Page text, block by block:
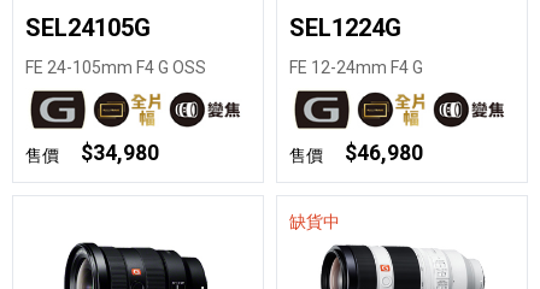
SEL24105G
FE 24-105mm F4 G OSS
售價 $34,980
SEL1224G
FE 12-24mm F4 G
售價 $46,980
缺貨中